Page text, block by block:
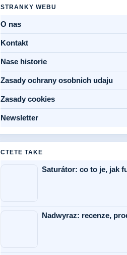
STRANKY WEBU
O nas
Kontakt
Nase historie
Zasady ochrany osobnich udaju
Zasady cookies
Newsletter
CTETE TAKE
Saturátor: co to je, jak
Nadwyraz: recenze,